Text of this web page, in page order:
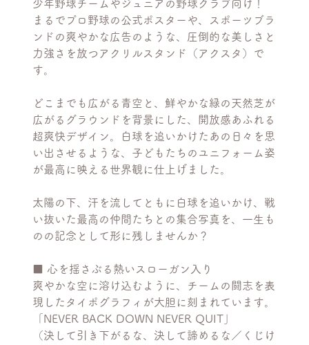
少年野球チームやジュニアの野球クラブ向け！
まるでプロ野球の公式ポスターや、スポーツブラ
ンドの爽やかな広告のような、圧倒的な美しさと
力強さを放つアクリルスタンド（アクスタ）で
す。
どこまでも広がる青空と、鮮やかな緑の天然芝が
広がるグラウンドを背景にした、開放感あふれる
超爽快デザイン。白球を追いかけたあの日々を思
い出させるような、子どもたちのユニフォーム姿
が最高に映える世界観に仕上げました。
太陽の下、汗を流してともに白球を追いかけ、戦
い抜いた最高の仲間たちとの集合写真を、一生も
のの記念として形に残しませんか？
■ 心を揺さぶる熱いスローガン入り
爽やかな空に溶け込むように、チームの闘志を表
現したタイポグラフィが大胆に刻まれています。
「NEVER BACK DOWN NEVER QUIT」
（決して引き下がるな、決して諦めるな／くじけ